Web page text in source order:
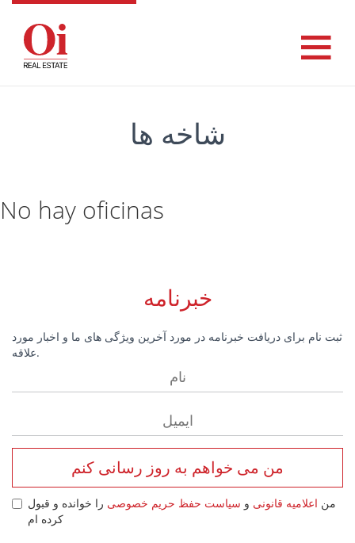
شاخه ها
No hay oficinas
خبرنامه
ثبت نام برای دریافت خبرنامه در مورد آخرین ویژگی های ما و اخبار مورد
علاقه.
من می خواهم به روز رسانی کنم
من اعلامیه قانونی و سیاست حفظ حریم خصوصی را خوانده و قبول
کرده ام